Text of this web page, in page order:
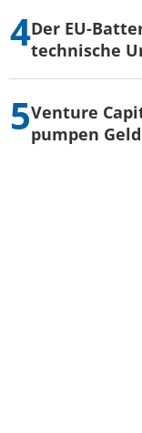
Der EU-
technische
Venture
pumpen